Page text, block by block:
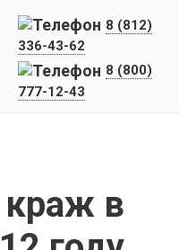
8 (812)
336-43-62
8 (800)
777-12-43
краж в России в 2012 году
краж в